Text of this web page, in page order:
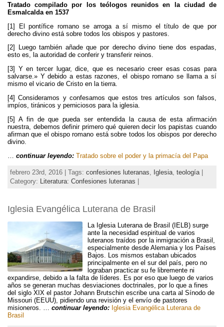
Tratado compilado por los teólogos reunidos en la ciudad de
Esmalcalda en 1537
[1] El pontífice romano se arroga a sí mismo el título de que por
derecho divino está sobre todos los obispos y pastores.
[2] Luego también añade que por derecho divino tiene dos espadas,
esto es, la autoridad de conferir y transferir reinos.
[3] Y en tercer lugar, dice, que es necesario creer esas cosas para
salvarse.» Y debido a estas razones, el obispo romano se llama a sí
mismo el vicario de Cristo en la tierra.
[4] Consideramos y confesamos que estos tres artículos son falsos,
impíos, tiránicos y perniciosos para la iglesia.
[5] A fin de que pueda ser entendida la causa de esta afirmación
nuestra, debemos definir primero qué quieren decir los papistas cuando
afirman que el obispo romano está sobre todos los obispos por derecho
divino.
continuar leyendo: Tratado sobre el poder y la primacía del Papa
febrero 23rd, 2016 | Tags: confesiones luteranas, Iglesia, teología|
Category: Literatura: Confesiones luteranas
Iglesia Evangélica Luterana de Brasil
La Iglesia Luterana de Brasil (IELB) surge
ante la necesidad espiritual de varios
luteranos traídos por la inmigración a Brasil,
especialmente desde Alemania y los Países
Bajos. Los mismos estaban ubicados
principalmente en el sur del país, pero no
lograban practicar su fe libremente ni
expandirse, debido a la falta de líderes. Es por eso que luego de varios
años se generan muchas desviaciones doctrinales, por lo que a fines
del siglo XIX el pastor Johann Brutschin escribe una carta al Sínodo de
Missouri (EEUU), pidiendo una revisión y el envío de pastores
misioneros. … continuar leyendo: Iglesia Evangélica Luterana de
Brasil